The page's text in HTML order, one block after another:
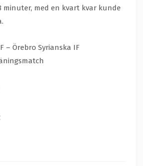
minuter, med en kvart kvar kunde
– Örebro Syrianska IF